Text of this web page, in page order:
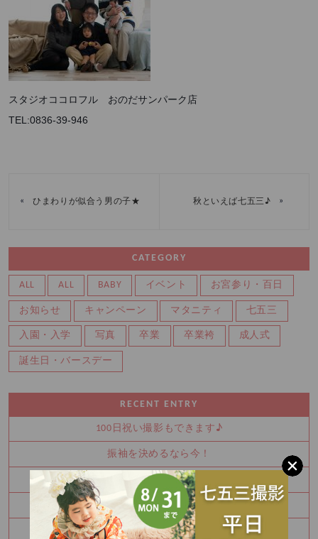
スタジオココロフル おのだサンパーク店
TEL:0836-39-946
« ひまわりが似合う男の子★ 秋といえば七五三♪ »
CATEGORY
ALL ALL BABY イベント お宮参り・百日
お知らせ キャンペーン マタニティ 七五三
入園・入学 写真 卒業 卒業袴 成人式
誕生日・バースデー
RECENT ENTRY
100日祝い撮影もできます♪
振袖を決めるなら今！
秋の参拝をお考えなら前撮り！
かわいい金太郎さん
夏休み中に振袖を決めませんか？